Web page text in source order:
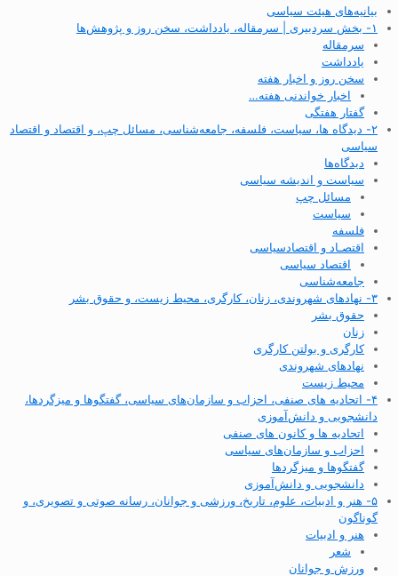
بیانیه‌های هیئت سیاسی
۱- بخش سردبیری | سرمقاله، یادداشت، سخن روز و پژوهش‌ها
سرمقاله
یادداشت
سخن روز و اخبار هفته
اخبار خواندنی هفته…
گفتار هفتگی
۲- دیدگاه ها، سیاست، فلسفه، جامعه‌شناسی، مسائل چپ، و اقتصاد و اقتصاد
سیاسی
دیدگاه‌ها
سیاست و اندیشه سیاسی
مسائل چپ
سیاست
فلسفه
اقتصـاد و اقتصاد‌سیاسی
اقتصاد سیاسی
جامعه‌شناسی
۳- نهادهای شهروندی، زنان، کارگری، محیط زیست، و حقوق بشر
حقوق بشر
زنان
کارگری و بولتن کارگری
نهادهای شهروندی
محیط زیست
۴- اتحادیه های صنفی، احزاب و سازمان‌های سیاسی، گفتگوها و میزگردها،
دانشجویی و دانش‌آموزی
اتحادیه ها و کانون های صنفی
احزاب و سازمان‌های سیاسی
گفتگوها و میزگردها
دانشجویی و دانش‌آموزی
۵- هنر و ادبیات، علوم، تاریخ، ورزشی و جوانان، رسانه صوتی و تصویری، و
گوناگون
هنر و ادبیات
شعر
ورزش و جوانان